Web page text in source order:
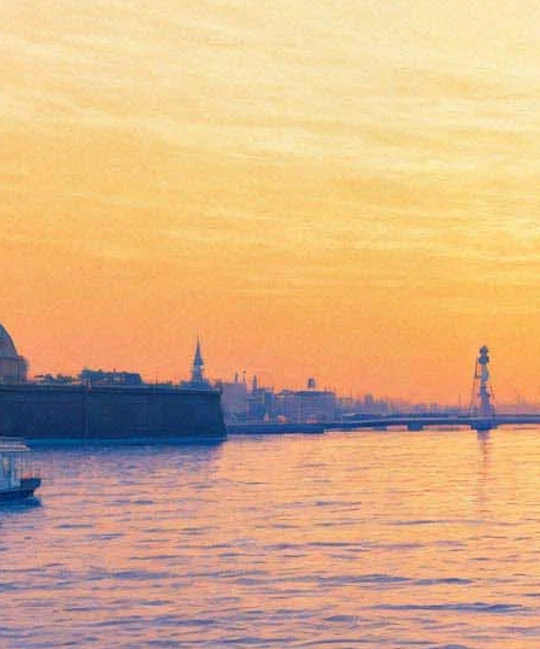
Встреча с Наумом
Синдаловским
16 мая 2012, среда,19.00
Версия для печати
Все лекции